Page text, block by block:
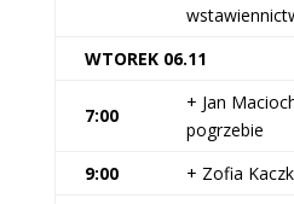
WTOREK 06.11
7:00
+ Jan
pogrzebie
9:00
+ Zofia